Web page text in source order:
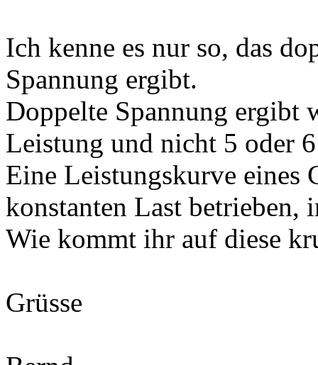
Ich kenne es nur so, das
Spannung ergibt.
Doppelte Spannung ergibt
Leistung und nicht 5 oder
Eine Leistungskurve eines
konstanten Last betrieben,
Wie kommt ihr auf diese
Grüsse